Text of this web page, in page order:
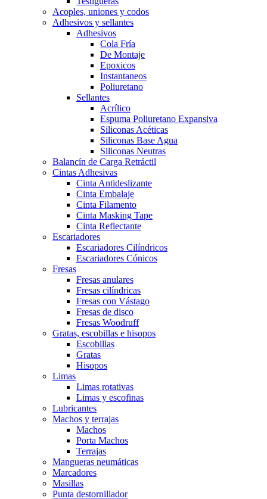
Acoples, uniones y codos
Adhesivos y sellantes
Adhesivos
Cola Fría
De Montaje
Epoxicos
Instantaneos
Poliuretano
Sellantes
Acrílico
Espuma Poliuretano Expansiva
Siliconas Acéticas
Siliconas Base Agua
Siliconas Neutras
Balancín de Carga Retráctil
Cintas Adhesivas
Cinta Antideslizante
Cinta Embalaje
Cinta Filamento
Cinta Masking Tape
Cinta Reflectante
Escariadores
Escariadores Cilíndricos
Escariadores Cónicos
Fresas
Fresas anulares
Fresas cilíndricas
Fresas con Vástago
Fresas de disco
Fresas Woodruff
Gratas, escobillas e hisopos
Escobillas
Gratas
Hisopos
Limas
Limas rotativas
Limas y escofinas
Lubricantes
Machos y terrajas
Machos
Porta Machos
Terrajas
Mangueras neumáticas
Marcadores
Masillas
Punta destornillador